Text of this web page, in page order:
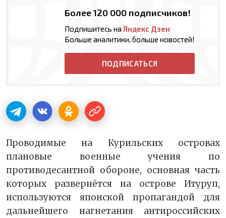
Более 120 000 подписчиков!
Подпишитесь на Яндекс Дзен
Больше аналитики, больше новостей!
ПОДПИСАТЬСЯ
Проводимые на Курильских островах
плановые военные учения по
противодесантной обороне, основная часть
которых развернётся на острове Итуруп,
используются японской пропагандой для
дальнейшего нагнетания антироссийских